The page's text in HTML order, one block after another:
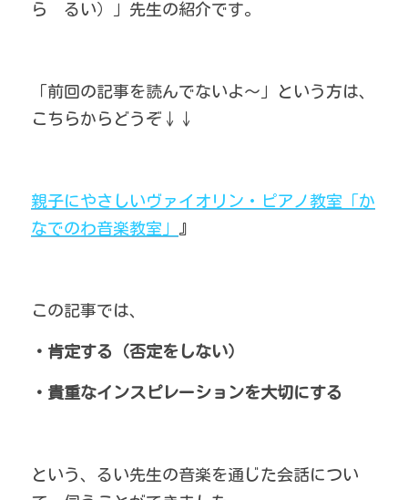
ら　るい）」先生の紹介です。
「前回の記事を読んでないよ～」という方は、
こちらからどうぞ↓↓
親子にやさしいヴァイオリン・ピアノ教室「か
なでのわ音楽教室」
』
この記事では、
・肯定する（否定をしない）
・貴重なインスピレーションを大切にする
という、るい先生の音楽を通じた会話につい